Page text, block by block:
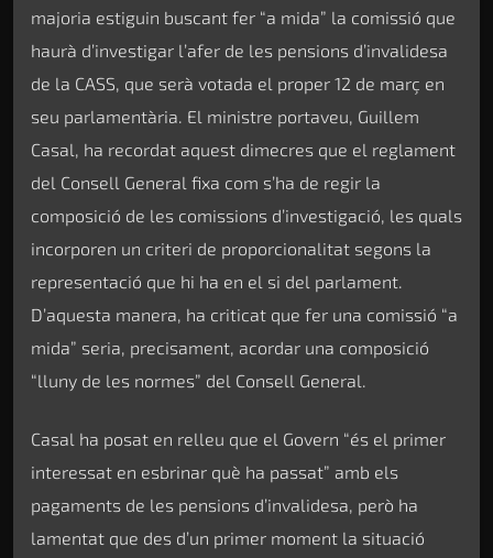
majoria estiguin buscant fer “a mida” la comissió que
haurà d’investigar l’afer de les pensions d’invalidesa
de la CASS, que serà votada el proper 12 de març en
seu parlamentària. El ministre portaveu, Guillem
Casal, ha recordat aquest dimecres que el reglament
del Consell General fixa com s’ha de regir la
composició de les comissions d’investigació, les quals
incorporen un criteri de proporcionalitat segons la
representació que hi ha en el si del parlament.
D’aquesta manera, ha criticat que fer una comissió “a
mida” seria, precisament, acordar una composició
“lluny de les normes” del Consell General.
Casal ha posat en relleu que el Govern “és el primer
interessat en esbrinar què ha passat” amb els
pagaments de les pensions d’invalidesa, però ha
lamentat que des d’un primer moment la situació